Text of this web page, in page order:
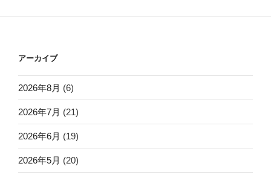
アーカイブ
2026年8月 (6)
2026年7月 (21)
2026年6月 (19)
2026年5月 (20)